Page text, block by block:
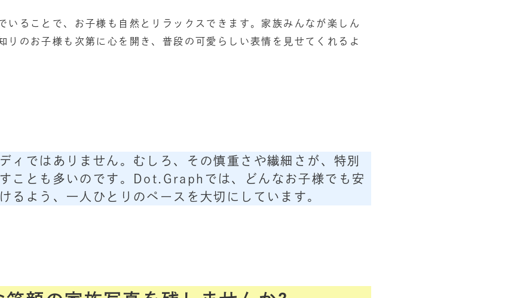
いることで、お子様も自然とリラックスできます。家族みんなが楽しん
りのお子様も次第に心を開き、普段の可愛らしい表情を見せてくれるよ
ィではありません。むしろ、その慎重さや繊細さが、特別
ことも多いのです。Dot.Graphでは、どんなお子様でも安
るよう、一人ひとりのペースを大切にしています。